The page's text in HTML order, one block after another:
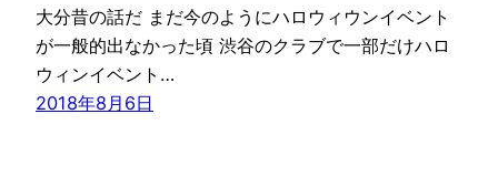
大分昔の話だ まだ今のようにハロウィウンイベント
が一般的出なかった頃 渋谷のクラブで一部だけハロ
ウィンイベント…
2018年8月6日